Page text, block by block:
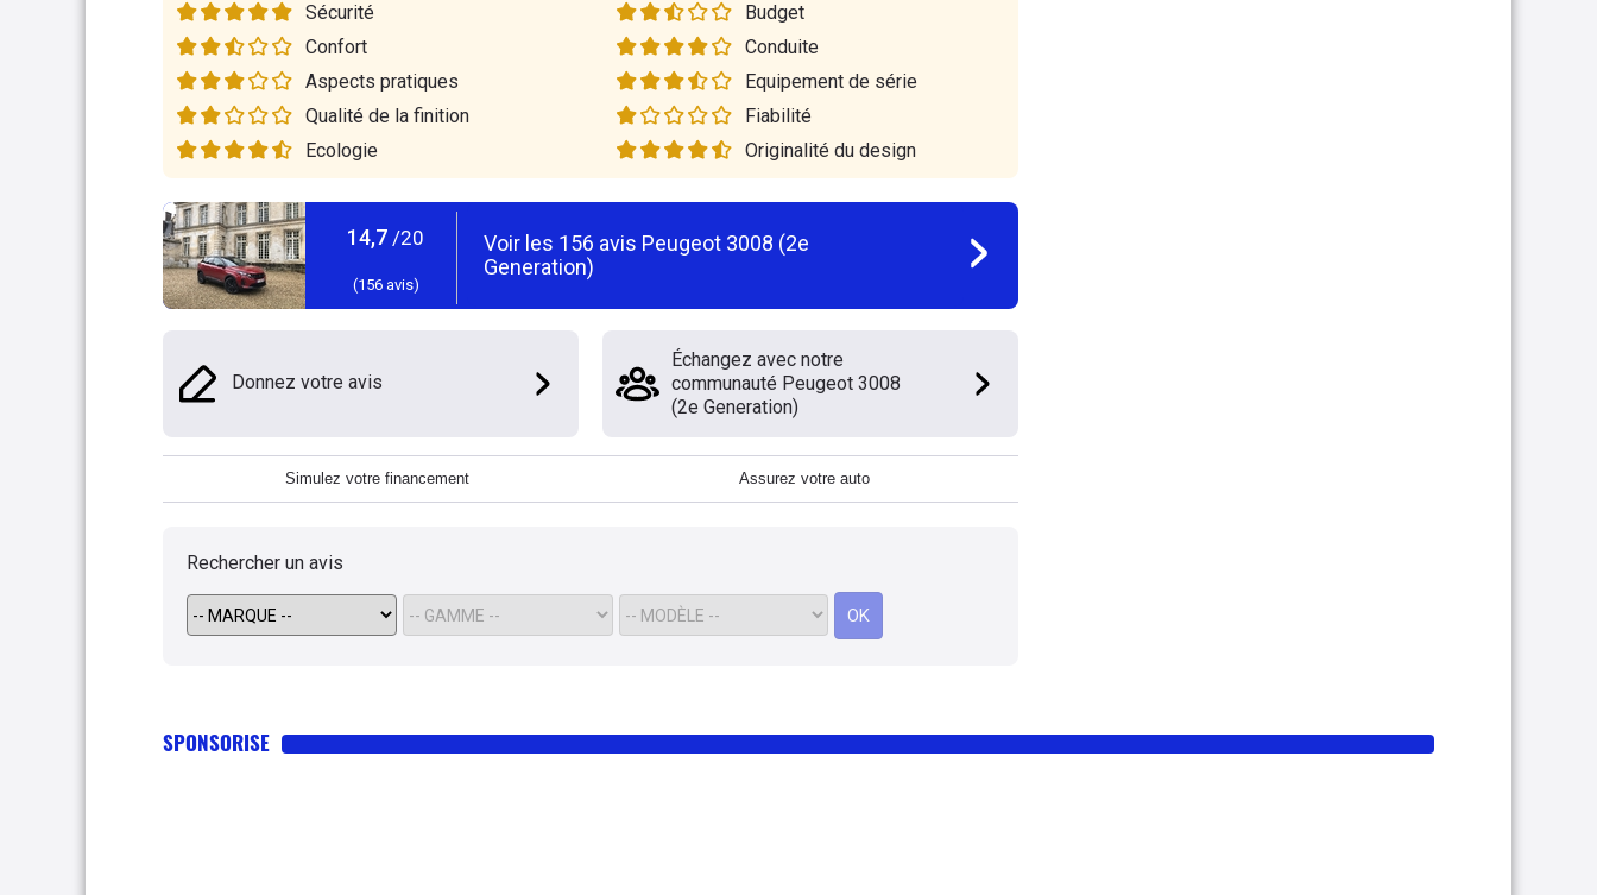
Sécurité
Budget
Confort
Conduite
Aspects pratiques
Equipement de série
Qualité de la finition
Fiabilité
Ecologie
Originalité du design
14,7 /20
(156avis)
Voir les 156 avis Peugeot 3008 (2e
Generation)
Donnez votre avis
Échangez avec notre
communauté Peugeot 3008
(2e Generation)
Simulez votre financement Assurez votre auto
Rechercher un avis
OK
SPONSORISE